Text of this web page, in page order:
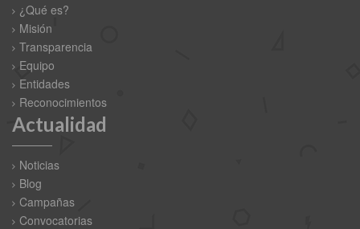
¿Qué es?
Misión
Transparencia
Equipo
Entidades
Reconocimientos
Actualidad
Noticias
Blog
Campañas
Convocatorias